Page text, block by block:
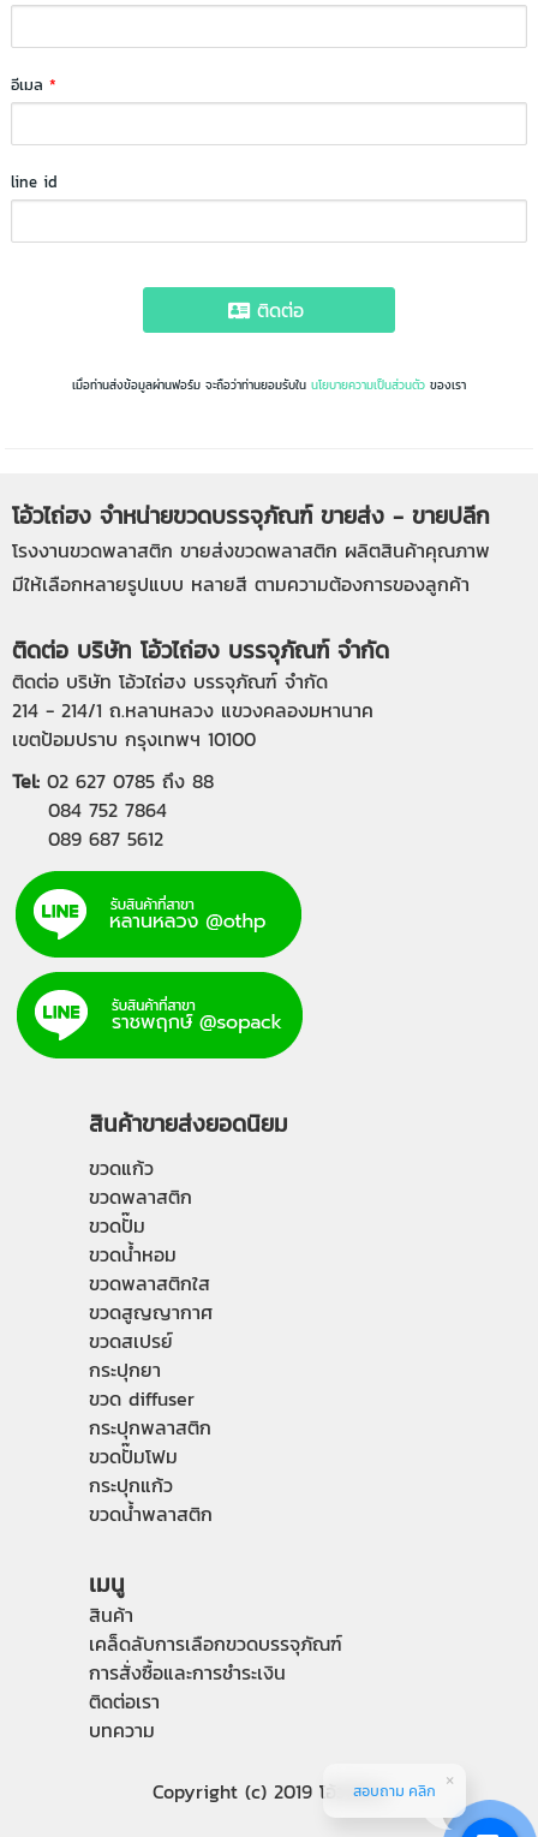
อีเมล*
line id
ติดต่อ
เมื่อท่านส่งข้อมูลผ่านฟอร์ม จะถือว่าท่านยอมรับใน นโยบายความเป็นส่วนตัว ของเรา
โอ้วไถ่ฮง จำหน่ายขวดบรรจุภัณฑ์ ขายส่ง - ขายปลีก
โรงงานขวดพลาสติก ขายส่งขวดพลาสติก ผลิตสินค้าคุณภาพ
มีให้เลือกหลายรูปแบบ หลายสี ตามความต้องการของลูกค้า
ติดต่อ บริษัท โอ้วไถ่ฮง บรรจุภัณฑ์ จำกัด
ติดต่อ บริษัท โอ้วไถ่ฮง บรรจุภัณฑ์ จำกัด
214 - 214/1 ถ.หลานหลวง แขวงคลองมหานาค
เขตป้อมปราบ กรุงเทพฯ 10100
Tel: 02 627 0785 ถึง 88
084 752 7864
089 687 5612
สินค้าขายส่งยอดนิยม
ขวดแก้ว
ขวดพลาสติก
ขวดปั๊ม
ขวดน้ำหอม
ขวดพลาสติกใส
ขวดสูญญากาศ
ขวดสเปรย์
กระปุกยา
ขวด diffuser
กระปุกพลาสติก
ขวดปั๊มโฟม
กระปุกแก้ว
ขวดน้ำพลาสติก
เมนู
สินค้า
เคล็ดลับการเลือกขวดบรรจุภัณฑ์
การสั่งซื้อและการชำระเงิน
ติดต่อเรา
บทความ
Copyright (c) 2019 โอ้วไถ่ฮงสอบถาม คลิก